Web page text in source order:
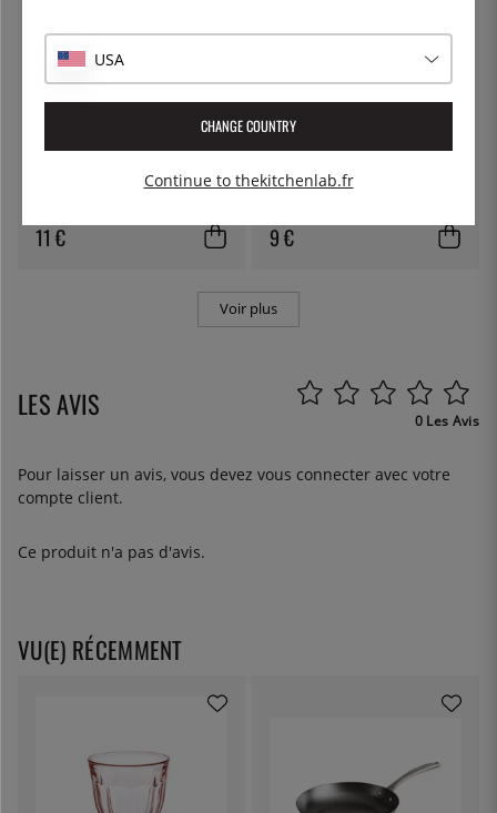
Assiette plate, 26 cm, Lifestyle
11 €
Assiette creuse, 22 cm, Lifestyle
9 €
Voir plus
LES AVIS 0 Les Avis
Pour laisser un avis, vous devez vous connecter avec votre
compte client.
Ce produit n'a pas d'avis.
VU(E) RÉCEMMENT
USA
CHANGE COUNTRY
Continue to thekitchenlab.fr